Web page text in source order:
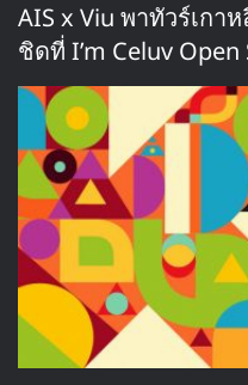
AIS x Viu พาทัวร์เกา
ชิดที่ I’m Celuv Open